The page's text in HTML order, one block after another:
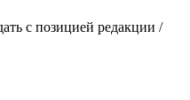
с позицией редакции /